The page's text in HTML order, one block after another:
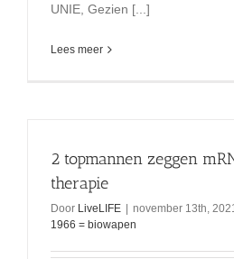
UNIE, Gezien [...]
Lees meer
2 topmannen zeggen
therapie
Door LiveLIFE | november 13th, 2021
1966 = biowapen